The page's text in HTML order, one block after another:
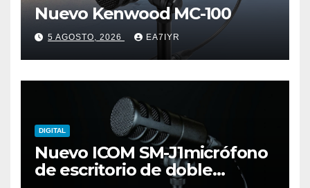
Nuevo Kenwood MC-100
5 AGOSTO, 2026 EA7IYR
DIGITAL
Nuevo ICOM SM-J1micrófono
de escritorio de doble